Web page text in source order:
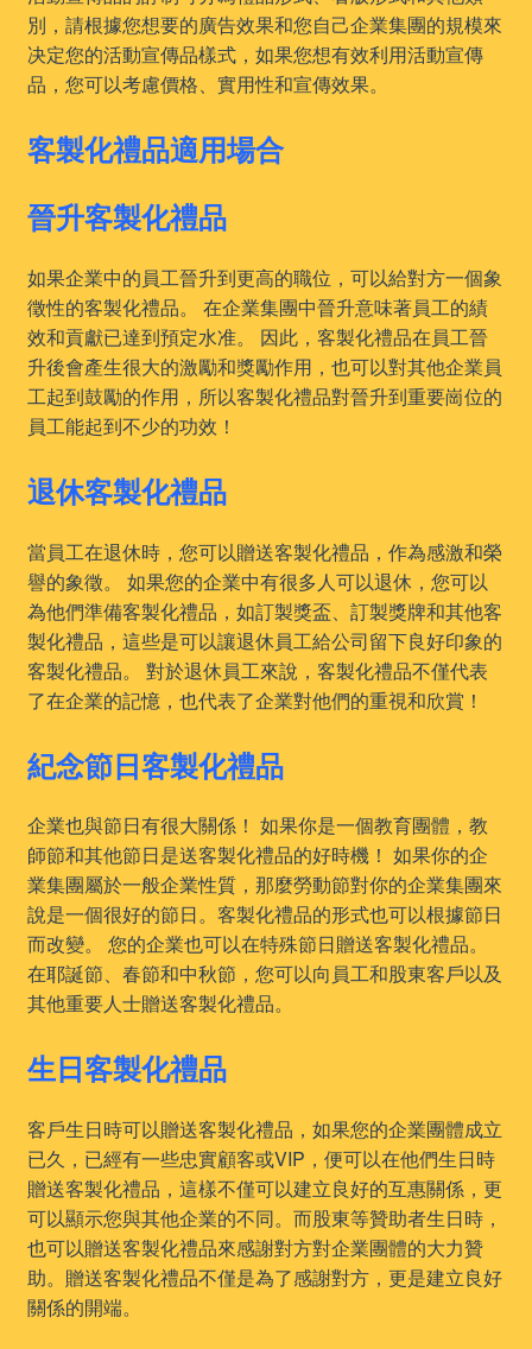
別，請根據您想要的廣告效果和您自己企業集團的規模來
决定您的活動宣傳品樣式，如果您想有效利用活動宣傳
品，您可以考慮價格、實用性和宣傳效果。
客製化禮品適用場合
晉升客製化禮品
如果企業中的員工晉升到更高的職位，可以給對方一個象
徵性的客製化禮品。 在企業集團中晉升意味著員工的績
效和貢獻已達到預定水准。 因此，客製化禮品在員工晉
升後會產生很大的激勵和獎勵作用，也可以對其他企業員
工起到鼓勵的作用，所以客製化禮品對晉升到重要崗位的
員工能起到不少的功效！
退休客製化禮品
當員工在退休時，您可以贈送客製化禮品，作為感激和榮
譽的象徵。 如果您的企業中有很多人可以退休，您可以
為他們準備客製化禮品，如訂製獎盃、訂製獎牌和其他客
製化禮品，這些是可以讓退休員工給公司留下良好印象的
客製化禮品。 對於退休員工來說，客製化禮品不僅代表
了在企業的記憶，也代表了企業對他們的重視和欣賞！
紀念節日客製化禮品
企業也與節日有很大關係！ 如果你是一個教育團體，教
師節和其他節日是送客製化禮品的好時機！ 如果你的企
業集團屬於一般企業性質，那麼勞動節對你的企業集團來
說是一個很好的節日。客製化禮品的形式也可以根據節日
而改變。 您的企業也可以在特殊節日贈送客製化禮品。
在耶誕節、春節和中秋節，您可以向員工和股東客戶以及
其他重要人士贈送客製化禮品。
生日客製化禮品
客戶生日時可以贈送客製化禮品，如果您的企業團體成立
已久，已經有一些忠實顧客或VIP，便可以在他們生日時
贈送客製化禮品，這樣不僅可以建立良好的互惠關係，更
可以顯示您與其他企業的不同。而股東等贊助者生日時，
也可以贈送客製化禮品來感謝對方對企業團體的大力贊
助。贈送客製化禮品不僅是為了感謝對方，更是建立良好
關係的開端。